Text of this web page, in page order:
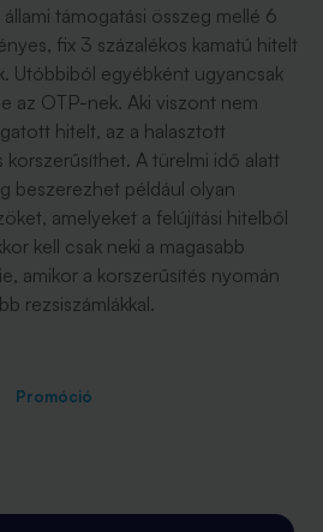
támogatási összeg mellé 6
fix 3 százalékos kamatú hitelt
Utóbbiból egyébként ugyancsak
az OTP-nek. Aki viszont nem
hitelt, az a halasztott
A türelmi idő alatt
beszerezhet például olyan
amelyeket a felújítási hitelből
kell csak neki a magasabb
amikor a korszerűsítés nyomán
rezsiszámlákkal.
Promóció